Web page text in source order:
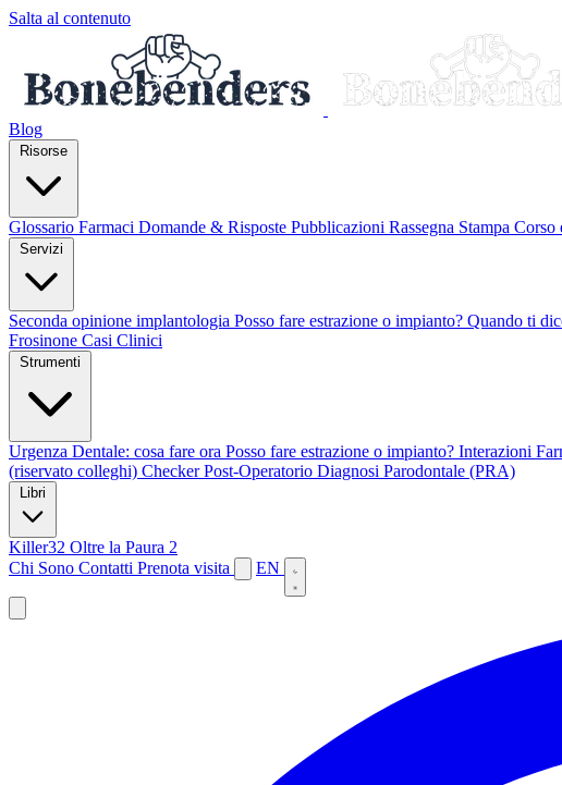
Salta al contenuto
Blog
Glossario Farmaci Domande & Risposte Pubblicazioni Rassegna Stampa Corso
Seconda opinione implantologia Posso fare estrazione o impianto? Quando ti
Frosinone Casi Clinici
Urgenza Dentale: cosa fare ora Posso fare estrazione o impianto? Interazioni
(riservato colleghi) Checker Post-Operatorio Diagnosi Parodontale (PRA)
Killer32 Oltre la Paura 2
Chi Sono Contatti Prenota visita EN